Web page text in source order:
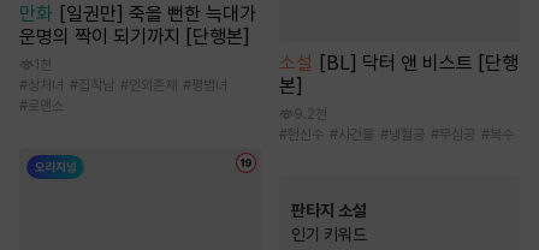
만화 [일권만] 죽을 뻔한 늑대가
운명의 짝이 되기까지 [단행본]
1천
#상처녀 #집착남 #인외존재 #평범녀
#로맨스
소설
[BL] 닥터 앤 비스트 [단행
본]
9.2천
#헌신수 #사건물 #냉혈공 #무심공 #복수
판타지 소설
인기 키워드